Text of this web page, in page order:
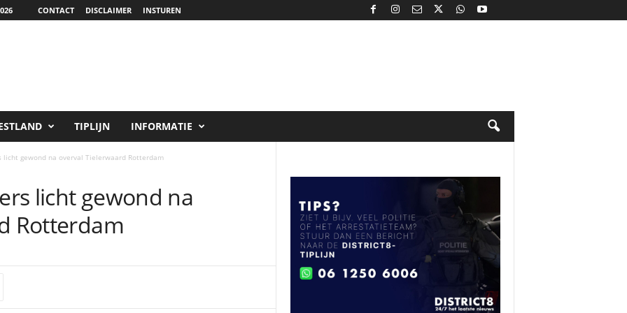
CONTACT DISCLAIMER INSTUREN
TIPLIJN INFORMATIE
licht gewond na overval Tielerwaard Rotterdam
licht gewond na
Rotterdam